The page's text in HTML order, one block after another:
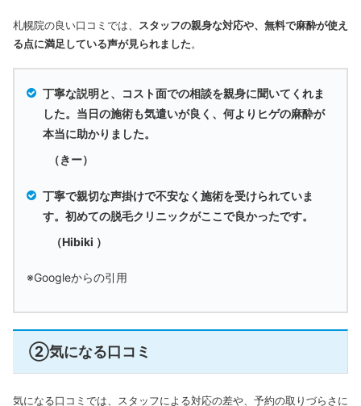
札幌院の良い口コミでは、
スタッフの親身な対応や、無料で麻酔が使え
る点に満足している声が見られました。
丁寧な説明と、コスト面での相談を親身に聞いてくれま
した。当日の施術も気遣いが良く、何よりヒゲの麻酔が
本当に助かりました。
（きー）
丁寧で親切な声掛けで不安なく施術を受けられていま
す。初めての脱毛クリニックがここで良かったです。
（Hibiki ）
※Googleからの引用
②気になる口コミ
気になる口コミでは、スタッフによる対応の差や、予約の取りづらさに